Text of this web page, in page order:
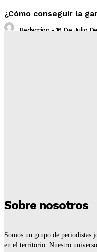
¿Cómo conseguir la
Redaccion - 16 De Julio
Sobre nosotros
Somos un grupo de periodistas
en el territorio. Nuestro